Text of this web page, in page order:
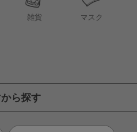
雑貨 マスク
ら探す